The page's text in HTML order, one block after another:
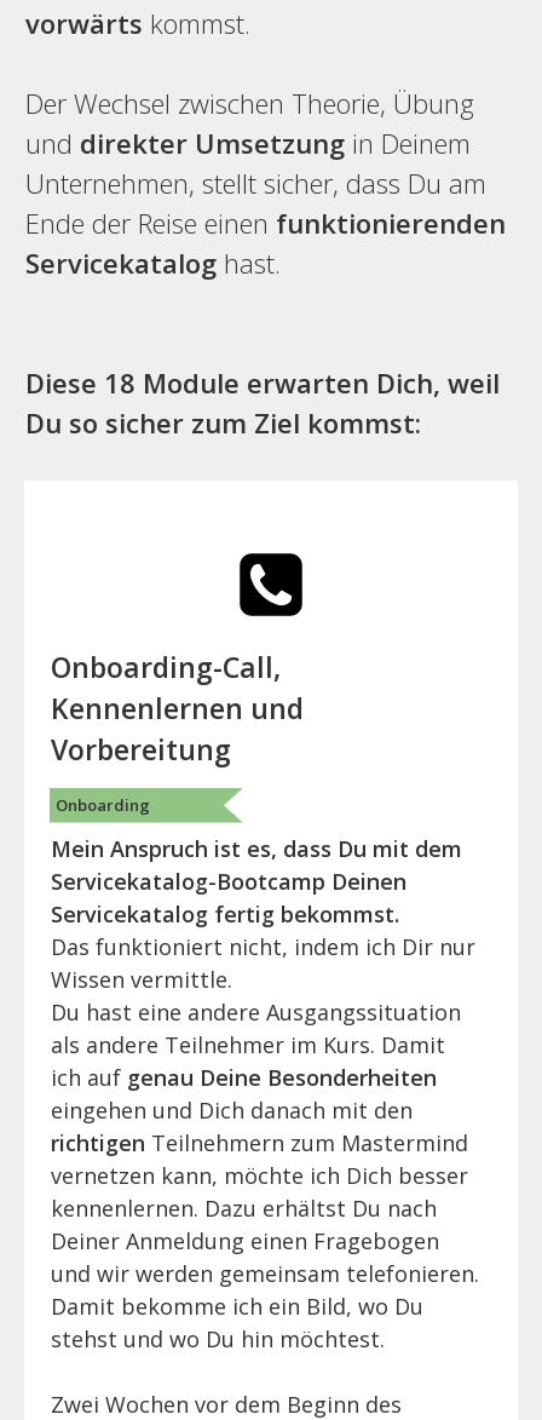
vorwärts kommst.
Der Wechsel zwischen Theorie, Übung
und direkter Umsetzung in Deinem
Unternehmen, stellt sicher, dass Du am
Ende der Reise einen funktionierenden
Servicekatalog hast.
Diese 18 Module erwarten Dich, weil
Du so sicher zum Ziel kommst:
Onboarding-Call,
Kennenlernen und
Vorbereitung
Onboarding
Mein Anspruch ist es, dass Du mit dem
Servicekatalog-Bootcamp Deinen
Servicekatalog fertig bekommst.
Das funktioniert nicht, indem ich Dir nur
Wissen vermittle.
Du hast eine andere Ausgangssituation
als andere Teilnehmer im Kurs. Damit
ich auf genau Deine Besonderheiten
eingehen und Dich danach mit den
richtigen Teilnehmern zum Mastermind
vernetzen kann, möchte ich Dich besser
kennenlernen. Dazu erhältst Du nach
Deiner Anmeldung einen Fragebogen
und wir werden gemeinsam telefonieren.
Damit bekomme ich ein Bild, wo Du
stehst und wo Du hin möchtest.
Zwei Wochen vor dem Beginn des